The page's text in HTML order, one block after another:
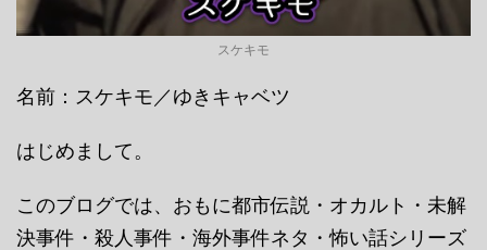
スケキモ
名前：スケキモ／ゆきキャベツ
はじめまして。
このブログでは、おもに都市伝説・オカルト・未解
決事件・殺人事件・海外事件ネタ・怖い話シリーズ